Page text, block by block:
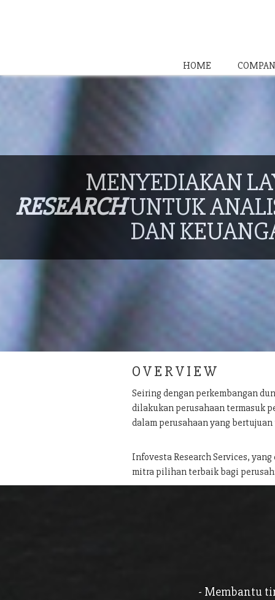
HOME
MENYEDIAKAN
RESEARCHUNTUK
DAN
O V E R V I E W
Seiring dengan perkembangan
dilakukan perusahaan termasuk
dalam perusahaan yang
Infovesta Research Services,
mitra pilihan terbaik bagi
- Membantu